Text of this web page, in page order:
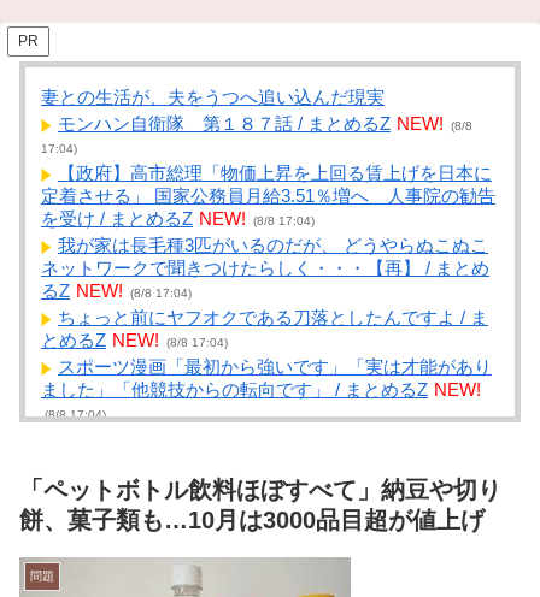
PR
妻との生活が、夫をうつへ追い込んだ現実
モンハン自衛隊 第１８７話 / まとめるZ NEW!
(8/8
17:04)
【政府】高市総理「物価上昇を上回る賃上げを日本に
定着させる」 国家公務員月給3.51％増へ 人事院の勧告
を受け / まとめるZ NEW! (8/8 17:04)
我が家は長毛種3匹がいるのだが、 どうやらぬこぬこ
ネットワークで聞きつけたらしく・・・【再】 / まとめ
るZ NEW! (8/8 17:04)
ちょっと前にヤフオクである刀落としたんですよ / ま
とめるZ NEW! (8/8 17:04)
スポーツ漫画「最初から強いです」「実は才能があり
ました」「他競技からの転向です」 / まとめるZ NEW!
(8/8 17:04)
ナ！ NEW! (8/8 17:04)
【画像】令和の高校生、校舎内で前戯してて草
wwwww / NEWまとめサイトアンテナ！ NEW! (8/8 17:01)
15歳少女に酒と薬飲ませ性的暴行か 54歳のイケメン逮
捕 / NEWまとめサイトアンテナ！
「ペットボトル飲料ほぼすべて」納豆や切り
餅、菓子類も…10月は3000品目超が値上げ
問題